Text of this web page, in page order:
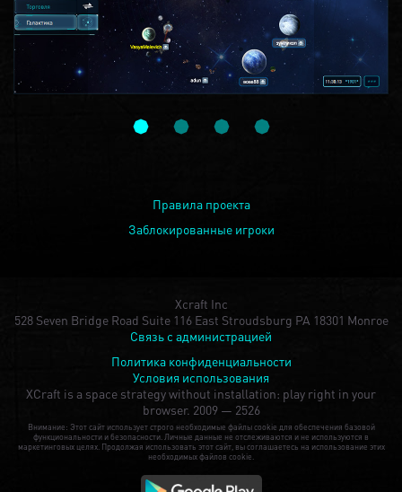
Правила проекта
Заблокированные игроки
Xcraft Inc
528 Seven Bridge Road Suite 116 East Stroudsburg PA 18301 Monroe
Связь с администрацией
Политика конфиденциальности
Условия использования
XCraft is a space strategy without installation: play right in your
browser. 2009 — 2526
Внимание: Этот сайт использует строго необходимые файлы cookie для обеспечения базовой
функциональности и безопасности. Личные данные не отслеживаются и не используются в
маркетинговых целях. Продолжая использовать этот сайт, вы соглашаетесь на использование этих
необходимых файлов cookie.